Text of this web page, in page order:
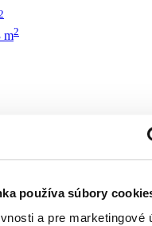
používa súbory
a pre marketingové
m2